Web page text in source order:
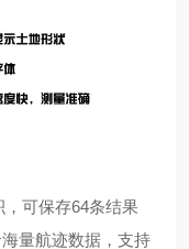
，可保存64条结果
量航迹数据，支持